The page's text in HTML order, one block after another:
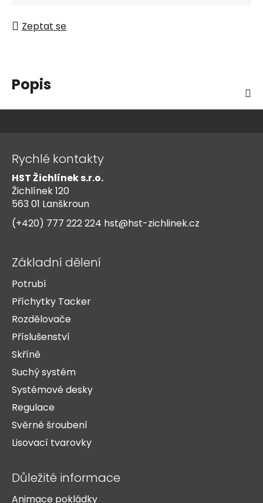
Zeptat se
Popis
Rychlé kontakty
HST Žichlínek s.r.o.
Žichlínek 120
563 01 Lanškroun
(+420) 777 222 224 hst@hst-zichlinek.cz
Základní dělení
Potrubí
Příchytky Tacker
Rozdělovače
Příslušenství
Skříně
Suchý systém
Systémové desky
Regulace
Svěrné šroubení
Lisovací tvarovky
Důležité informace
Animace pokládky